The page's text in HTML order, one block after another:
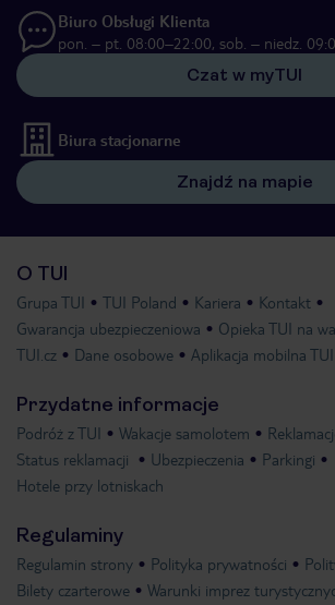
Biuro Obsługi Klienta
pon. – pt. 08:00–22:00, sob. – niedz.
Czat w myTUI
Biura stacjonarne
Znajdź na mapie
O TUI
Grupa TUI TUI Poland Kariera
Kontakt
Gwarancja ubezpieczeniowa
Opieka TUI na
TUI.cz
Dane osobowe Aplikacja mobilna TUI
Przydatne informacje
Podróż z TUI Wakacje samolotem
Status reklamacji
Ubezpieczenia
Parkingi
Hotele przy lotniskach
Regulaminy
Regulamin strony Polityka prywatności
Bilety czarterowe
Warunki imprez